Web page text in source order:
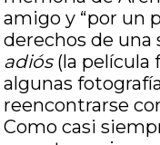
amigo y “por un
derechos de una
adiós(la película
algunas
reencontrarse
Como casi